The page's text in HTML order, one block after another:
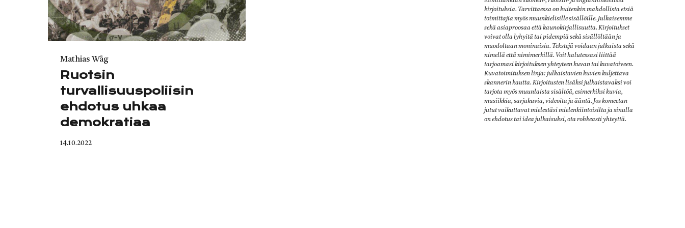
Category
Mathias Wåg
Ruotsin
turvallisuuspoliisin
ehdotus uhkaa
demokratiaa
Published
14.10.2022
kirjoituksia. Tarvittaessa on kuitenkin mahdollista etsiä
toimittajia myös muunkielisille sisällöille. Julkaisemme
sekä asiaproosaa että kaunokirjallisuutta. Kirjoitukset
voivat olla lyhyitä tai pidempiä sekä sisällöltään ja
muodoltaan moninaisia. Tekstejä voidaan julkaista sekä
nimellä että nimimerkillä. Voit halutessasi liittää
tarjoamasi kirjoituksen yhteyteen kuvan tai kuvatoiveen.
Kuvatoimituksen linja: julkaistavien kuvien kuljettava
skannerin kautta. Kirjoitusten lisäksi julkaistavaksi voi
tarjota myös muunlaista sisältöä, esimerkiksi kuvia,
musiikkia, sarjakuvia, videoita ja ääntä. Jos komeetan
jutut vaikuttavat mielestäsi mielenkiintoisilta ja sinulla
on ehdotus tai idea julkaisuksi, ota rohkeasti yhteyttä.